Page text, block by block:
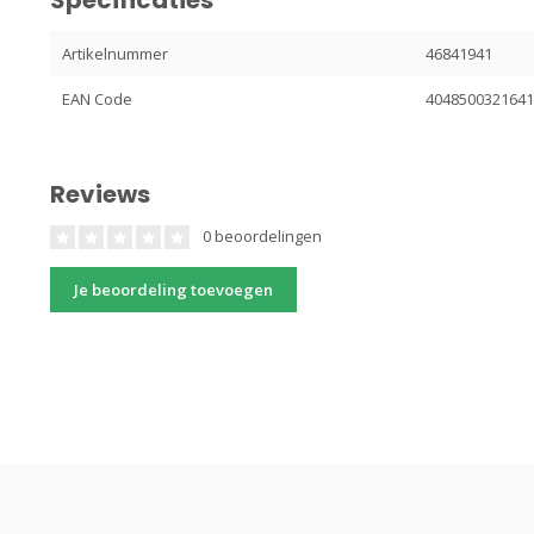
Artikelnummer 46841941
EAN Code 4048500321641
Reviews
0 beoordelingen
Je beoordeling toevoegen